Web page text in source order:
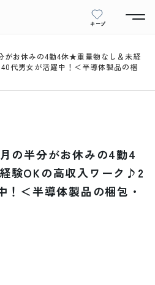
キープ
がお休みの4勤4休★重量物なし＆未経
代男女が活躍中！＜半導体製品の梱
の半分がお休みの4勤4
験OKの高収入ワーク♪2
！＜半導体製品の梱包・